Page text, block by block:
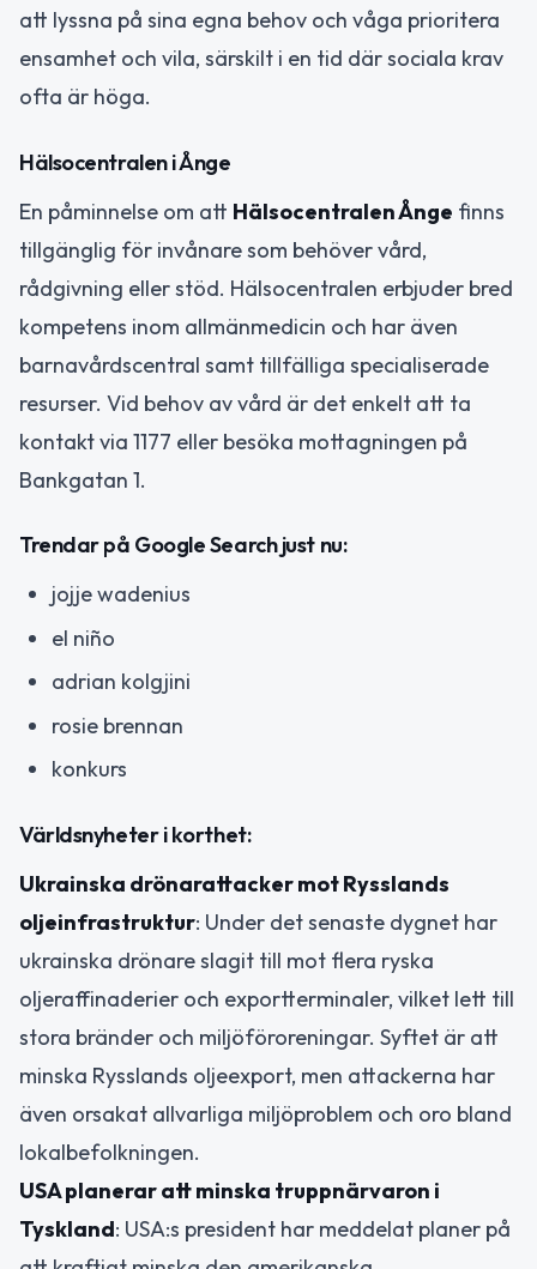
att lyssna på sina egna behov och våga prioritera
ensamhet och vila, särskilt i en tid där sociala krav
ofta är höga.
Hälsocentralen i Ånge
En påminnelse om att Hälsocentralen Ånge finns
tillgänglig för invånare som behöver vård,
rådgivning eller stöd. Hälsocentralen erbjuder bred
kompetens inom allmänmedicin och har även
barnavårdscentral samt tillfälliga specialiserade
resurser. Vid behov av vård är det enkelt att ta
kontakt via 1177 eller besöka mottagningen på
Bankgatan 1.
Trendar på Google Search just nu:
jojje wadenius
el niño
adrian kolgjini
rosie brennan
konkurs
Världsnyheter i korthet:
Ukrainska drönarattacker mot Rysslands
oljeinfrastruktur: Under det senaste dygnet har
ukrainska drönare slagit till mot flera ryska
oljeraffinaderier och exportterminaler, vilket lett till
stora bränder och miljöföroreningar. Syftet är att
minska Rysslands oljeexport, men attackerna har
även orsakat allvarliga miljöproblem och oro bland
lokalbefolkningen.
USA planerar att minska truppnärvaron i
Tyskland: USA:s president har meddelat planer på